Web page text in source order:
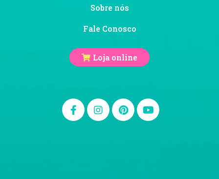
Sobre nós
Fale Conosco
Loja online